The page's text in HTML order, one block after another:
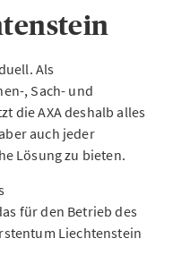
Als
, Sach- und
die AXA deshalb alles
auch jeder
Lösung zu bieten.
für den Betrieb des
Liechtenstein